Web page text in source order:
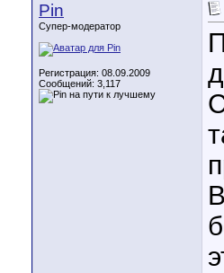
Pin
Супер-модератор
Регистрация: 08.09.2009
Сообщений: 3,117